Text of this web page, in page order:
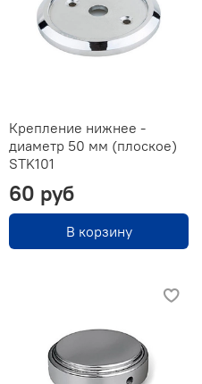
Крепление нижнее -
диаметр 50 мм (плоское)
STK101
60 руб
В корзину